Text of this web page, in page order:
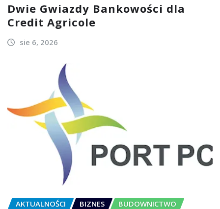
Dwie Gwiazdy Bankowości dla
Credit Agricole
sie 6, 2026
AKTUALNOŚCI BIZNES BUDOWNICTWO